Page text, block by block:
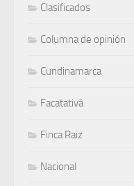
Clasificados
Columna de opinión
Cundinamarca
Facatativá
Finca Raiz
Nacional